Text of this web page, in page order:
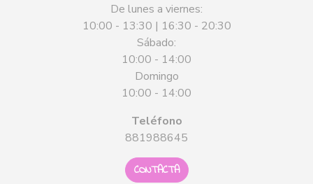
De lunes a viernes:
10:00 - 13:30 | 16:30 - 20:30
Sábado:
10:00 - 14:00
Domingo
10:00 - 14:00
Teléfono
881988645
CONTACTA